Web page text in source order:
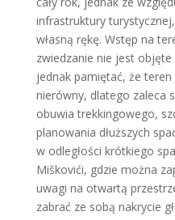
infrastruktury
własną rękę. Wstęp na
zwiedzanie nie jest
jednak pamiętać, że
nierówny, dlatego zaleca
obuwia trekkingowego,
planowania dłuższych
w odległości krótkiego
Miškovići, gdzie można
uwagi na otwartą
zabrać ze sobą nakrycie